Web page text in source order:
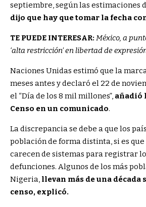
septiembre, según las estimaciones
dijo que hay que tomar la fecha
TE PUEDE INTERESAR: México, a
‘alta restricción’ en libertad de
Naciones Unidas estimó que la
meses antes y declaró el 22 de
el “Día de los 8 mil millones”, añadió
Censo en un comunicado.
La discrepancia se debe a que los
población de forma distinta, si es que
carecen de sistemas para registrar
defunciones. Algunos de los más
Nigeria, llevan más de una década
censo, explicó.